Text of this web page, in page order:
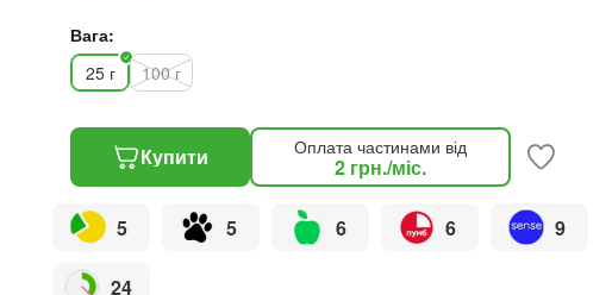
Вага:
25 г
100 г
Купити Оплата частинами від
2 грн./міс.
5 5 6 6 9
24